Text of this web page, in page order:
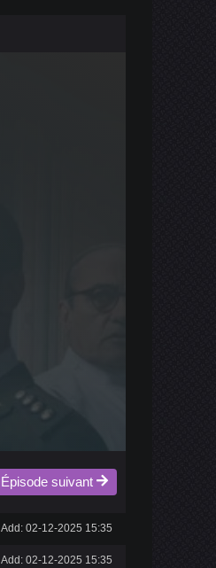
Épisode suivant
Add: 02-12-2025 15:35
Add: 02-12-2025 15:35